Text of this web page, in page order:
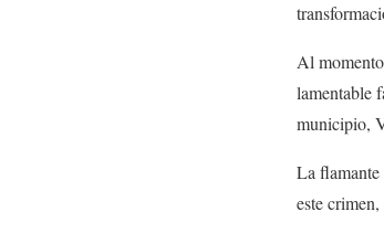
Al
lamentable
municipio,
La flamante
este